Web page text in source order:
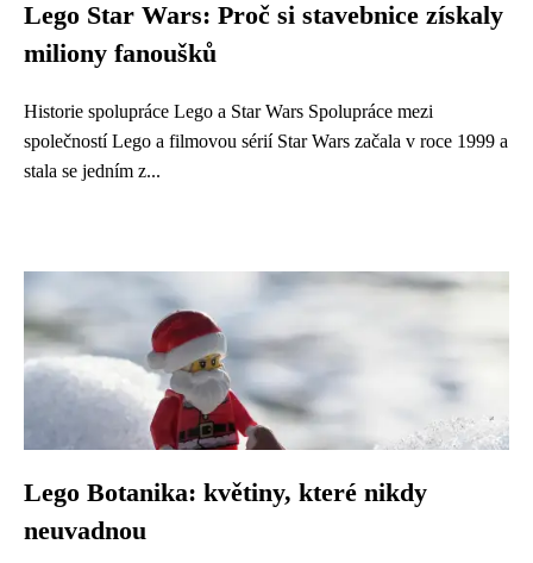
Lego Star Wars: Proč si stavebnice získaly
miliony fanoušků
Historie spolupráce Lego a Star Wars Spolupráce mezi
společností Lego a filmovou sérií Star Wars začala v roce 1999 a
stala se jedním z...
Lego Botanika: květiny, které nikdy
neuvadnou